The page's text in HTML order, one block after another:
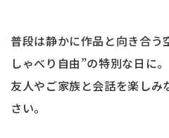
普段は静かに作品と向き合う
しゃべり自由”の特別な日に。
友人やご家族と会話を楽しみ
さい。